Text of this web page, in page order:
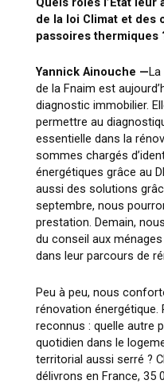
de la loi Climat et
passoires thermiques
Yannick Ainouche —
de la Fnaim est
diagnostic immobilier.
permettre au
essentielle dans la
sommes chargés
énergétiques grâce au
aussi des solutions
septembre, nous
prestation. Demain,
du conseil aux
dans leur parcours de
Peu à peu, nous
rénovation
reconnus : quelle autre
quotidien dans le
territorial aussi serré ?
délivrons en France, 35